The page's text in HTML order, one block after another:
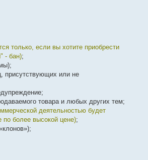
только, если вы хотите приобрести
- бан);
присутствующих или не
товара и любых других тем;
деятельностью будет
по более высокой цене);